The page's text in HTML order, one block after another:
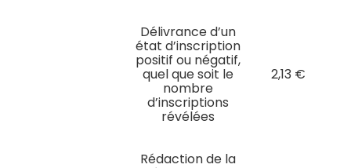
Délivrance d’un
état d’inscription
positif ou négatif,
quel que soit le
nombre
d’inscriptions
révélées
2,13 €
Rédaction de la